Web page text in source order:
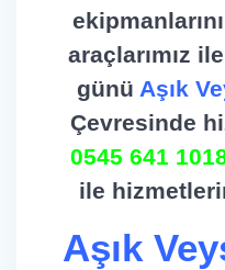
araçlarımız
günü Aşık
Çevresinde
0545 641
ile
Aşık